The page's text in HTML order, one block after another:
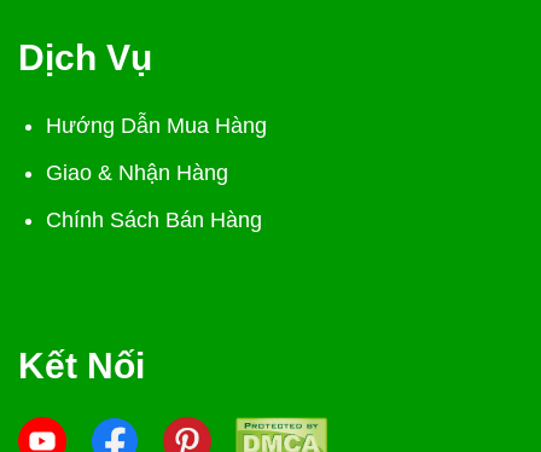
Dịch Vụ
Hướng Dẫn Mua Hàng
Giao & Nhận Hàng
Chính Sách Bán Hàng
Kết Nối